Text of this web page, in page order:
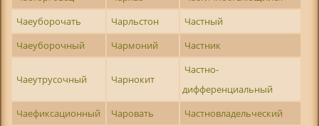
Чаеуборочать
Чарльстон
Частный
Чаеуборочный
Чармоний Частник
Чаеутрусочный Чарнокит
Частно-
дифференциальный
Чаефиксационный
Чаровать
Частновладельческий